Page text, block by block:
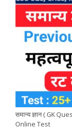
c
e
b
o
k
a
t
s
A
p
p
समान्य ज्ञान ( GK
Online Test